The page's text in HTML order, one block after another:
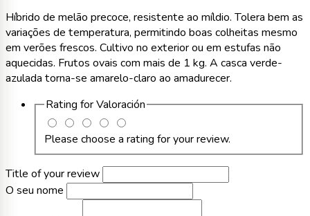
Híbrido de melão precoce, resistente ao míldio. Tolera bem as
variações de temperatura, permitindo boas colheitas mesmo
em verões frescos. Cultivo no exterior ou em estufas não
aquecidas. Frutos ovais com mais de 1 kg. A casca verde-
azulada torna-se amarelo-claro ao amadurecer.
Rating forValoración
Please choose a rating for your review.
Title of your review
O seu nome